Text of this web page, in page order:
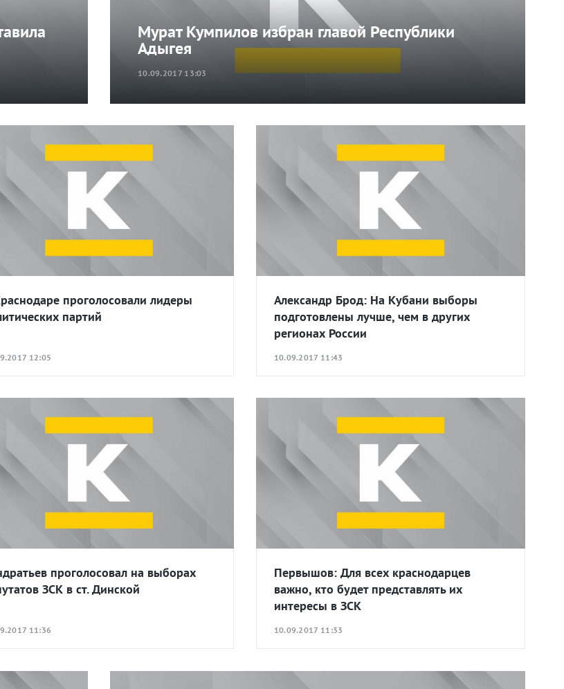
Мурат Кумпилов избран главой Республики
Адыгея
10.09.2017 13:03
проголосовали лидеры
партий
12:05
Александр Брод: На Кубани выборы
подготовлены лучше, чем в других
регионах России
10.09.2017 11:43
проголосовал на выборах
ЗСК в ст. Динской
11:36
Первышов: Для всех краснодарцев
важно, кто будет представлять их
интересы в ЗСК
10.09.2017 11:33